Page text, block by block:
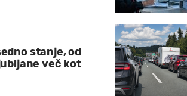
stanje, od
več kot